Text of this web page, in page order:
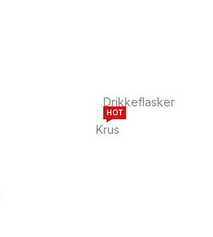
Drikkeflasker
Krus
HOT